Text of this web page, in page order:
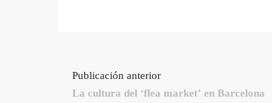
Publicación anterior
La cultura del ‘flea market’ en Barcelona